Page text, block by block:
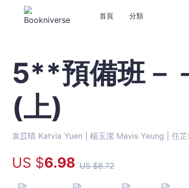
首頁 分類
5**
預
備
班
－
－
文
文
閱
讀
5**預備班－
(上)
袁苡晴 Katvia Yuen | 楊玉潔 Mavis Yeung | 任
US $6.98 US $8.72